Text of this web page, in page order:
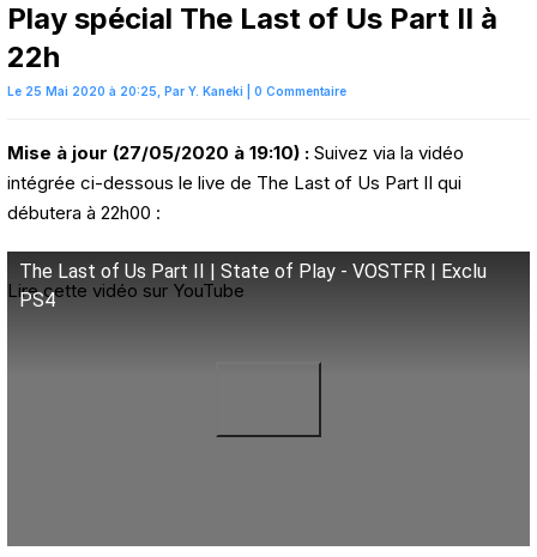
Play spécial The Last of Us Part II à
22h
Le 25 Mai 2020 à 20:25, Par Y. Kaneki 0 Commentaire
Mise à jour (27/05/2020 à 19:10) : Suivez via la vidéo
intégrée ci-dessous le live de The Last of Us Part II qui
débutera à 22h00 :
The Last of Us Part II | State of Play - VOSTFR | Exclu
PS4
Lire cette vidéo sur YouTube